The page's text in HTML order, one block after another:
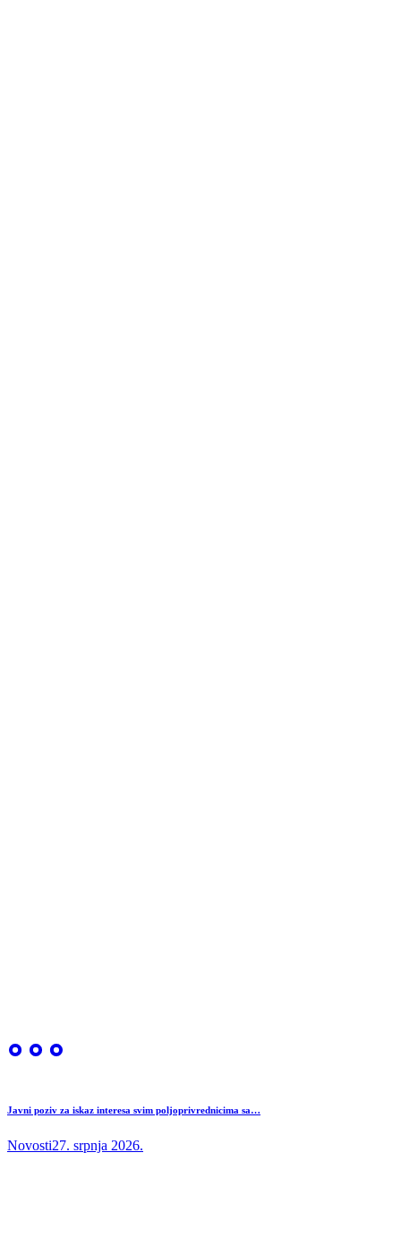
Javni poziv za iskaz interesa svim poljoprivrednicima sa…
Novosti27. srpnja 2026.